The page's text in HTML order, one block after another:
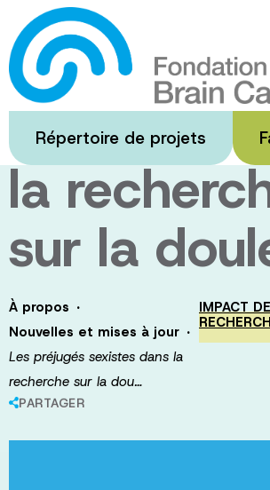
Passer
au
contenu
principal
Répertoire de projets
Les
sexistes
la
sur la
À propos ·
Nouvelles et mises à jour ·
Les préjugés sexistes dans la
recherche sur la dou…
PARTAGER
IMPACT